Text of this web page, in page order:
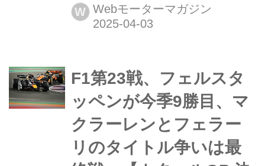
「Red Bull Showrun x Powered by
Honda」が開催され、M.フェルスタッ
W Webモーターマガジン
F1第23戦、フェルスタ
ッペンが今季9勝目、マ
クラーレンとフェラー
リのタイトル争いは最